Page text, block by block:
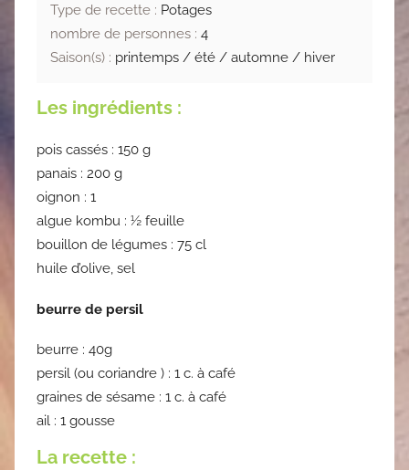
Type de recette : Potages
nombre de personnes : 4
Saison(s) : printemps / été / automne / hiver
Les ingrédients :
pois cassés : 150 g
panais : 200 g
oignon : 1
algue kombu : ½ feuille
bouillon de légumes : 75 cl
huile d’olive, sel
beurre de persil
beurre : 40g
persil (ou coriandre ) : 1 c. à café
graines de sésame : 1 c. à café
ail : 1 gousse
La recette :